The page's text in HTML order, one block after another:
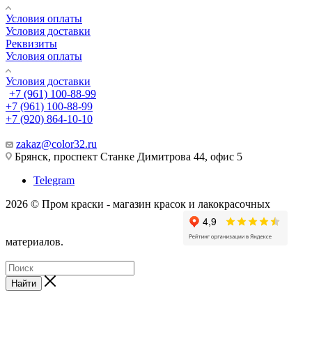
Условия оплаты
Условия доставки
Реквизиты
Условия оплаты
Условия доставки
+7 (961) 100-88-99
+7 (961) 100-88-99
+7 (920) 864-10-10
zakaz@color32.ru
Брянск, проспект Станке Димитрова 44, офис 5
Telegram
2026 © Пром краски - магазин красок и лакокрасочных
материалов.
Найти